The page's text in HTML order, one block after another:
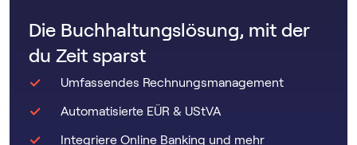
Die Buchhaltungslösung, mit der
du Zeit sparst
Umfassendes Rechnungsmanagement
Automatisierte EÜR & UStVA
Integriere Online Banking und mehr